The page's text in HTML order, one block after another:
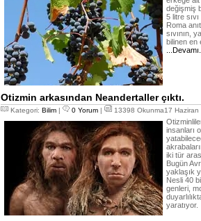
değişmiş
5 litre
Roma
sıvının,
bilinen en
Otizmin arkasından Neandertaller çıktı.
Kategori: Bilim | 0 Yorum | 13398 Okunma17
insanları
iki tür
Bugün
yaklaşık
Nesli 40
genleri,
yaratıyor.